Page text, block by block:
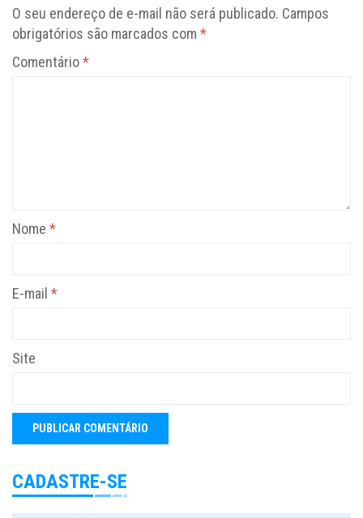
O seu endereço de e-mail não será publicado. Campos
obrigatórios são marcados com *
Comentário*
Nome *
E-mail *
Site
CADASTRE-SE